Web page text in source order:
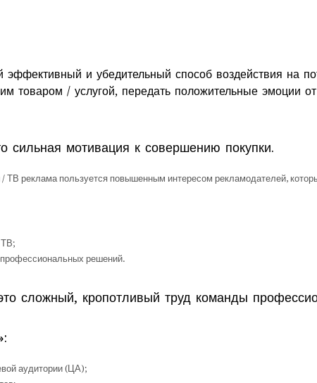
и убедительный способ воздействия на
товаром / услугой, передать положительные эмоции
сильная мотивация к совершению покупки.
ТВ реклама пользуется повышенным интересом рекламодателей,
ТВ;
решений.
сложный, кропотливый труд команды
:
аудитории (ЦА);